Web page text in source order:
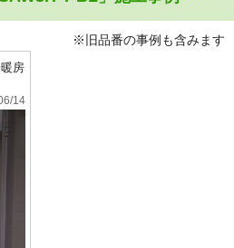
※旧品番の事例も含みます
房
14